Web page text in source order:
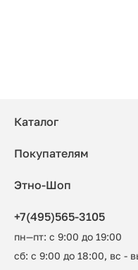
Каталог
Покупателям
Этно-Шоп
+7(495)565-3105
пн—пт: с 9:00 до 19:00
сб: с 9:00 до 18:00, вс -